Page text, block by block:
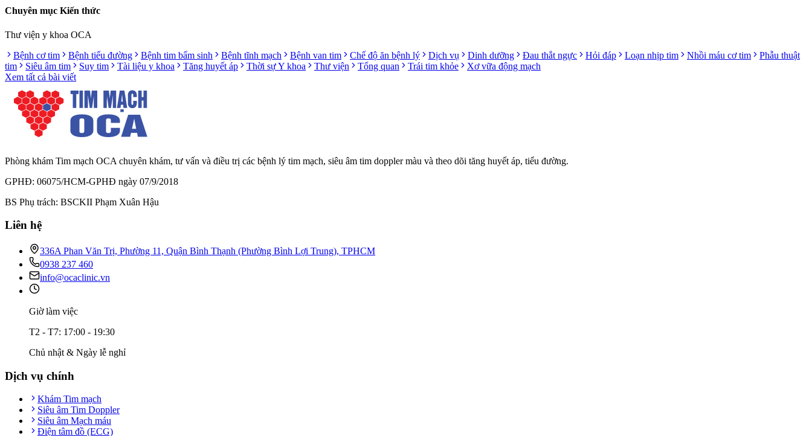
Chuyên mục Kiến thức
Thư viện y khoa OCA
Bệnh cơ tim
Bệnh tiểu đường Bệnh tim bẩm sinh Bệnh tĩnh mạch Bệnh van tim Chế độ ăn bệnh lý Dịch vụ Dinh dưỡng Đau thắt ngực Hỏi đáp Loạn nhịp tim Nhồi máu cơ tim
Phẫu thuật
tim
Siêu âm tim Suy tim Tài liệu y khoa Tăng huyết áp Thời sự Y khoa Thư viện Tổng quan Trái tim khỏe
Xơ vữa động mạch
Xem tất cả bài viết
Phòng khám Tim mạch OCA chuyên khám, tư vấn và điều trị các bệnh lý tim mạch, siêu âm tim doppler màu và theo dõi tăng huyết áp, tiểu đường.
GPHĐ: 06075/HCM-GPHĐ ngày 07/9/2018
BS Phụ trách: BSCKII Phạm Xuân Hậu
Liên hệ
336A Phan Văn Trị, Phường 11, Quận Bình Thạnh (Phường Bình Lợi Trung), TPHCM
0938 237 460
info@ocaclinic.vn
Giờ làm việc
T2 - T7: 17:00 - 19:30
Chủ nhật & Ngày lễ nghỉ
Dịch vụ chính
Khám Tim mạch
Siêu âm Tim Doppler
Siêu âm Mạch máu
Điện tâm đồ (ECG)